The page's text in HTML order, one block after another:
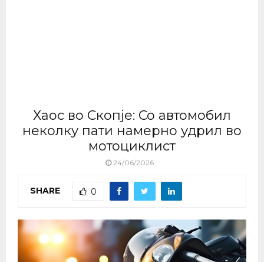
Хаос во Скопје: Со автомобил
неколку пати намерно удрил во
мотоциклист
24/06/2026
SHARE 0